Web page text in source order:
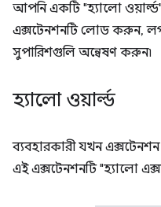
আপনি একটি "হ্যালো
এক্সটেনশনটি লোড করুন,
সুপারিশগুলি অন্বেষণ করুন৷
হ্যালো ওয়ার্ল্ড
ব্যবহারকারী যখন
এই এক্সটেনশনটি "হ্যালো